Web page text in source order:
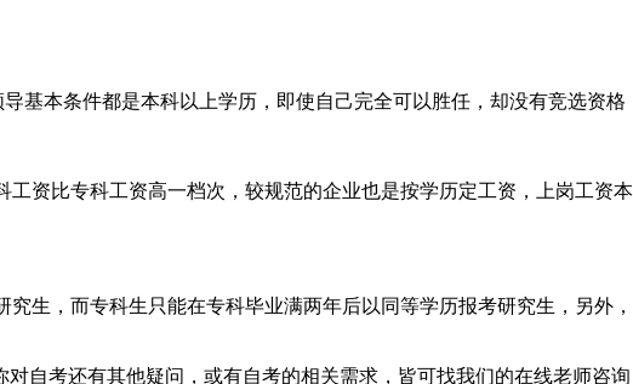
基本条件都是本科以上学历，即使自己完全可以胜任，却没有竞选资格
资比专科工资高一档次，较规范的企业也是按学历定工资，上岗工资
生，而专科生只能在专科毕业满两年后以同等学历报考研究生，另外
自考还有其他疑问，或有自考的相关需求，皆可找我们的在线老师咨